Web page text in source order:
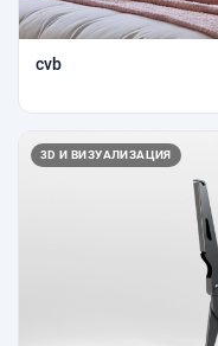
cvb
3D И ВИЗУАЛИЗАЦИЯ